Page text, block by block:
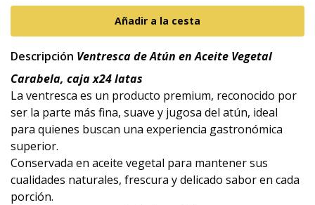
Descripción Ventresca de Atún en Aceite Vegetal
Carabela, caja x24 latas
La ventresca es un producto premium, reconocido por
ser la parte más fina, suave y jugosa del atún, ideal
para quienes buscan una experiencia gastronómica
superior.
Conservada en aceite vegetal para mantener sus
cualidades naturales, frescura y delicado sabor en cada
porción.